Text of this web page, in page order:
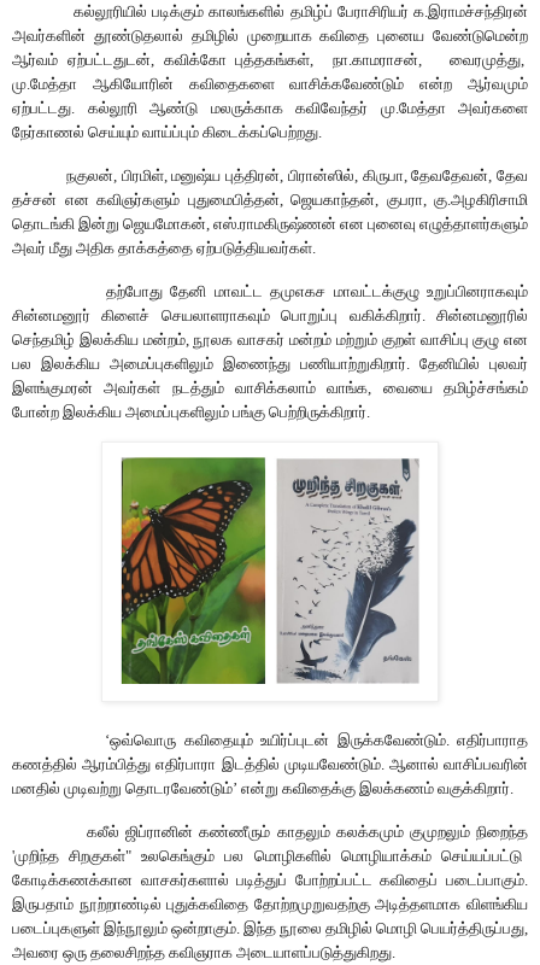
கல்லூரியில் படிக்கும் காலங்களில் தமிழ்ப் பேராசிரியர் க .இராமச்சந்திரன்
அவர்களின் தூண்டுதலால் தமிழில் முறையாக கவிதை புனைய வேண்டுமென்ற
ஆர்வம் ஏற்பட்டதுடன் கவிக்கோ புத்தகங்கள் நா காமராசன் வைரமுத்து
மு மேத்தா ஆகியோரின் கவிதைகளை வாசிக்கவேண்டும் என்ற
ஆர்வமும்
ஏற்பட்டது
கல்லூரி ஆண்டு மலருக்காக கவிவேந்தர் மு. மேத்தா
அவர்களை
நேர்காணல் செய்யும் வாய்ப்பும் கிடைக்கப்பெற்றது
நகுலன் பிரமிள்,மனுஷ்ய புத்திரன் பிரான்ஸில் கிருபா ,தேவதேவன் ,தேவ
தச்சன் என கவிஞர்களும் புதுமைபித்தன் ஜெயகாந்தன் குபரா கு அழகிரிசாமி
தொடங்கி இன்று ஜெயமோகன் எஸ் ராமகிருஷ்ணன் என புனைவு எழுத்தாளர்களும்
அவர் மீது அதிக தாக்கத்தை ஏற்படுத்தியவர்கள்
தற்போது தேனி மாவட்ட தமுஎகச மாவட்டக்குழு உறுப்பினராகவும்
சின்னமனூர்
கிளைச் செயலாளராகவும் பொறுப்பு வகிக்கிறார் .சின்னமனூரில்
செந்தமிழ் இலக்கிய மன்றம், நூலக வாசகர் மன்றம் மற்றும் குறள் வாசிப்பு குழு என
பல இலக்கிய அமைப்புகளிலும் இணைந்து பணியாற்றுகிறார் தேனியில் புலவர்
இளங்குமரன்
அவர்கள் நடத்தும் வாசிக்கலாம் வாங்க வையை
தமிழ்ச்சங்கம்
போன்ற இலக்கிய அமைப்புகளிலும் பங்கு பெற்றிருக்கிறார்
‘ஒவ்வொரு கவிதையும் உயிர்ப்புடன் இருக்கவேண்டும். எதிர்பாராத
கணத்தில் ஆரம்பித்து எதிர்பாரா இடத்தில் முடியவேண்டும். ஆனால் வாசிப்பவரின்
மனதில் முடிவற்று தொடரவேண்டும்’ என்று கவிதைக்கு இலக்கணம் வகுக்கிறார்.
கலீல் ஜிப்ரானின் கண்ணீரும் காதலும் கலக்கமும் குமுறலும் நிறைந்த
'முறிந்த சிறகுகள்"உலகெங்கும் பல மொழிகளில் மொழியாக்கம் செய்யப்பட்டு
கோடிக்கணக்கான வாசகர்களால் படித்துப் போற்றப்பட்ட கவிதைப் படைப்பாகும்.
இருபதாம் நூற்றாண்டில் புதுக்கவிதை தோற்றமுறுவதற்கு அடித்தளமாக விளங்கிய
படைப்புகளுள் இந்நூலும் ஒன்றாகும். இந்த நூலை தமிழில் மொழி பெயர்த்திருப்பது,
அவரை ஒரு தலைசிறந்த கவிஞராக அடையாளப்படுத்துகிறது.